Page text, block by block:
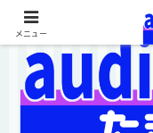
メニュー